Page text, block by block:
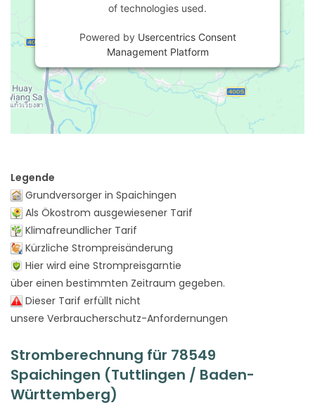
of technologies used.
Powered by Usercentrics Consent
Management Platform
Legende
Grundversorger in Spaichingen
Als Ökostrom ausgewiesener Tarif
Klimafreundlicher Tarif
Kürzliche Strompreisänderung
Hier wird eine Strompreisgarntie
über einen bestimmten Zeitraum gegeben.
Dieser Tarif erfüllt nicht
unsere Verbraucherschutz-Anfordernungen
Stromberechnung für 78549
Spaichingen (Tuttlingen / Baden-
Württemberg)